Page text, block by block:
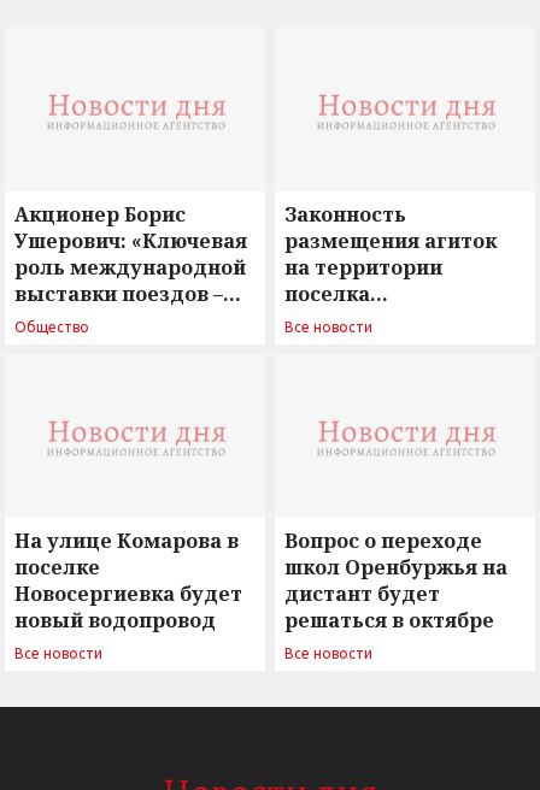
Акционер Борис
Ушерович: «Ключевая
роль международной
выставки поездов –
поиск ответов на
Общество
Законность
размещения агиток
на территории
поселка
Новосергиевка
Все новости
На улице Комарова в
поселке
Новосергиевка будет
новый водопровод
Все новости
Вопрос о переходе
школ Оренбуржья на
дистант будет
решаться в октябре
Все новости